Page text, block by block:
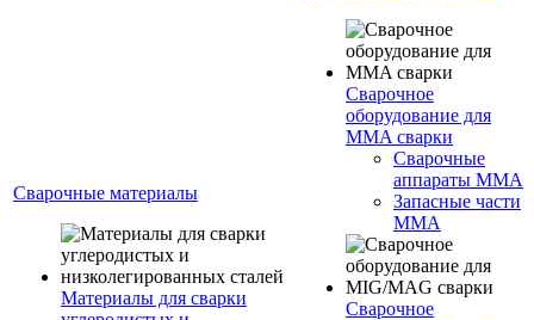
Сварочные материалы
Материалы для сварки
Сварочное
оборудование для
MMA сварки
Сварочные
аппараты MMA
Запасные части
MMA
Сварочное